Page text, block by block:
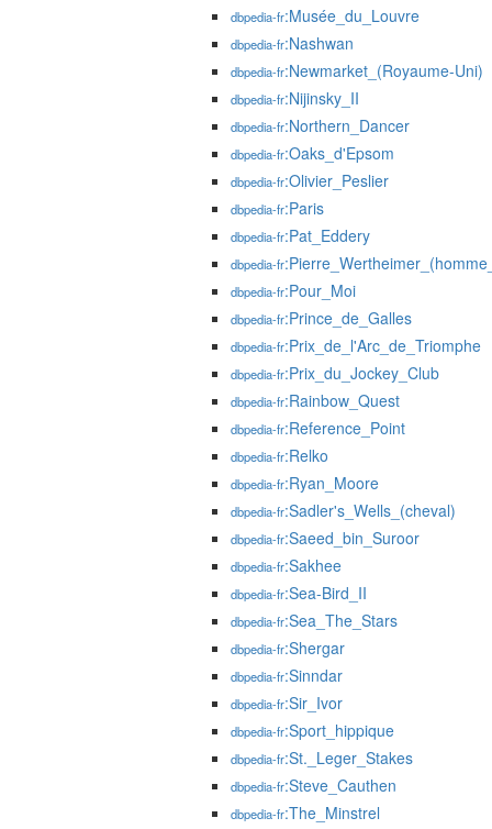
dbpedia-fr:Musée_du_Louvre
dbpedia-fr:Nashwan
dbpedia-fr:Newmarket_(Royaume-Uni)
dbpedia-fr:Nijinsky_II
dbpedia-fr:Northern_Dancer
dbpedia-fr:Oaks_d'Epsom
dbpedia-fr:Olivier_Peslier
dbpedia-fr:Paris
dbpedia-fr:Pat_Eddery
dbpedia-fr
dbpedia-fr:Pour_Moi
dbpedia-fr:Prince_de_Galles
dbpedia-fr:Prix_de_l'Arc_de_Triomphe
dbpedia-fr:Prix_du_Jockey_Club
dbpedia-fr:Rainbow_Quest
dbpedia-fr:Reference_Point
dbpedia-fr:Relko
dbpedia-fr:Ryan_Moore
dbpedia-fr:Sadler's_Wells_(cheval)
dbpedia-fr:Saeed_bin_Suroor
dbpedia-fr:Sakhee
dbpedia-fr:Sea-Bird_II
dbpedia-fr:Sea_The_Stars
dbpedia-fr:Shergar
dbpedia-fr:Sinndar
dbpedia-fr:Sir_Ivor
dbpedia-fr:Sport_hippique
dbpedia-fr:St._Leger_Stakes
dbpedia-fr:Steve_Cauthen
dbpedia-fr:The_Minstrel